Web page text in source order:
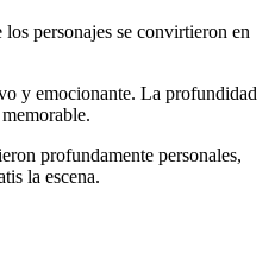
personajes se convirtieron en
y emocionante. La profundidad
profundamente personales,
la escena.